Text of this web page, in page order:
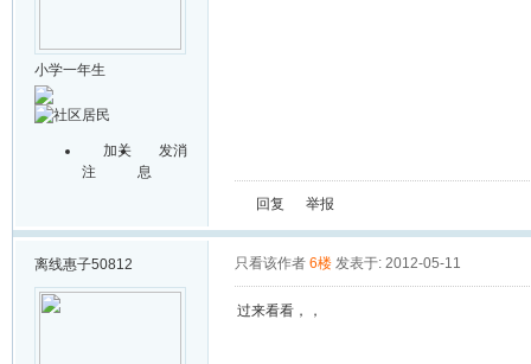
小学一年生
加关
注
发消
息
回复 举报
离线惠子50812 只看该作者 6楼 发表于: 2012-05-11
过来看看，，